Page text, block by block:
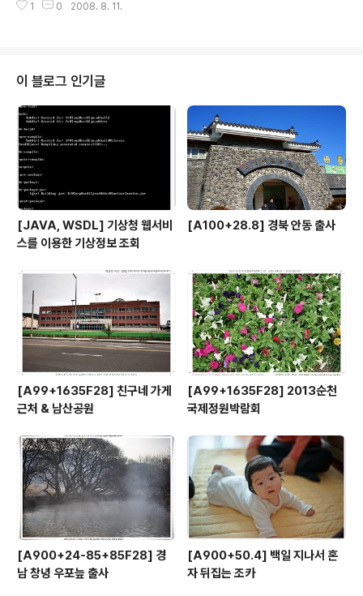
st.QueryString["이름"]; ex3) String temp1 = Request.Form["이름"];
의 Request로는 값을 얻어오지 못함. - 마스터페..
1 0 2008. 8. 11.
이 블로그 인기글
[JAVA, WSDL] 기상청 웹서비
스를 이용한 기상정보 조회
[A100+28.8] 경북 안동 출사
[A99+1635F28] 친구네 가게
근처 & 남산공원
[A99+1635F28] 2013순천
국제정원박람회
[A900+24-85+85F28] 경
남 창녕 우포늪 출사
[A900+50.4] 백일 지나서 혼
자 뒤집는 조카